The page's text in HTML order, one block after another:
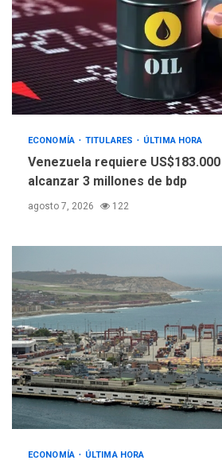
4
POLÍTICA
ÚLTIMA HORA
Libertad
María
ÚLTIMA HORA
España
ECONOMÍA TITULARES ÚLTIMA HORA
Venezuela requiere
alcanzar 3 millones de bdp
agosto 7, 2026 122
ECONOMÍA ÚLTIMA HORA